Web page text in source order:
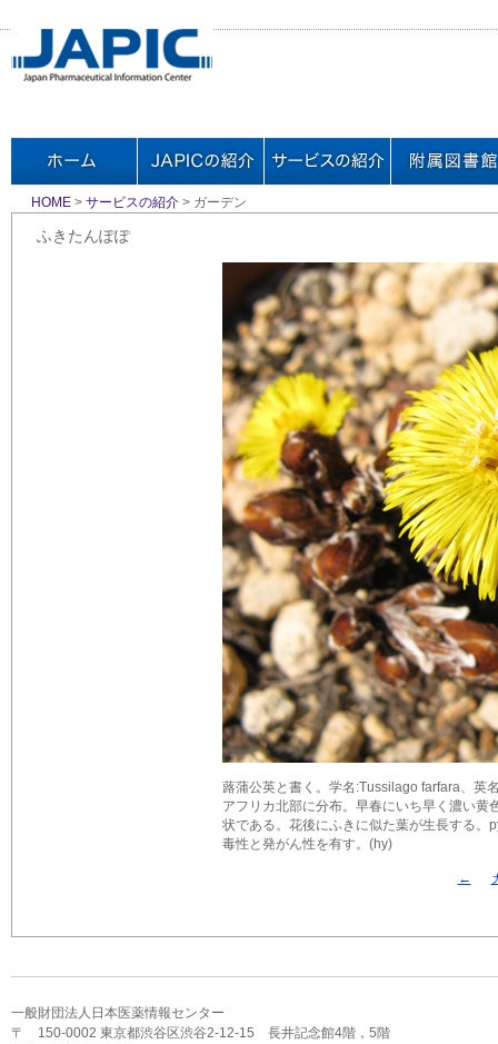
HOME > サービスの紹介 > ガーデン
ふきたんぽぽ
蕗蒲公英と書く。学名:Tussilago farfara、英
アフリカ北部に分布。早春にいち早く濃い
状である。花後にふきに似た葉が生長する
毒性と発がん性を有す。(hy)
←
一般財団法人日本医薬情報センター
〒 150-0002 東京都渋谷区渋谷2-12-15 長井記念館4階，5階